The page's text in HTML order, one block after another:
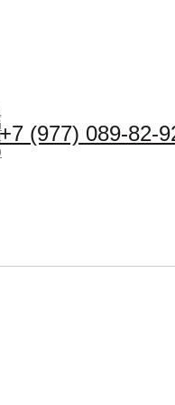
+7 (977) 089-82-